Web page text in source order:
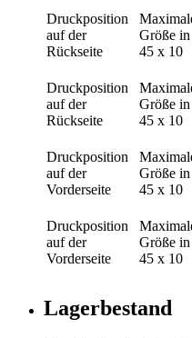
Druckposition
auf der
Rückseite
Größe
45 x 10
Druckposition
auf der
Rückseite
Größe
45 x 10
Druckposition
auf der
Vorderseite
Größe
45 x 10
Druckposition
auf der
Vorderseite
Größe
45 x 10
Lagerbestand